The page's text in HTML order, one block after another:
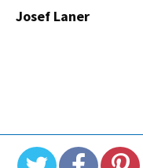
Josef Laner